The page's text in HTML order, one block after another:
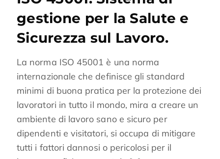
gestione per la Salute e
Sicurezza sul Lavoro.
La norma ISO 45001 è una norma
internazionale che definisce gli standard
minimi di buona pratica per la protezione dei
lavoratori in tutto il mondo, mira a creare un
ambiente di lavoro sano e sicuro per
dipendenti e visitatori, si occupa di mitigare
tutti i fattori dannosi o pericolosi per il